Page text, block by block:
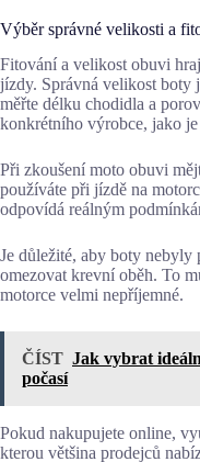
Výběr správné velikosti a
Fitování a velikost obuvi
jízdy. Správná velikost
měřte délku chodidla a
konkrétního výrobce, jako je
Při zkoušení moto obuvi
používáte při jízdě na
odpovídá reálným
Je důležité, aby boty
omezovat krevní oběh. To
motorce velmi nepříjemné.
ČÍST Jak vybrat
počasí
Pokud nakupujete online,
kterou většina prodejců